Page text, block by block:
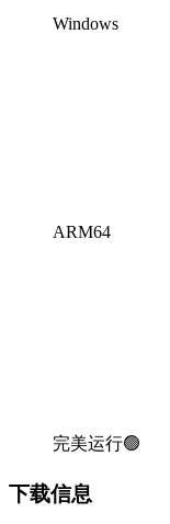
Windows
ARM64
完美运行🟢
下载信息